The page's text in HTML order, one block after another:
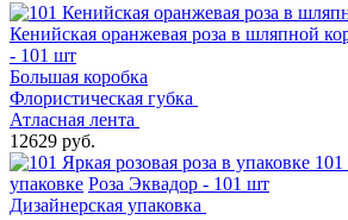
Кенийская оранжевая роза в шляпной
- 101 шт
Большая коробка
Флористическая губка
Атласная лента
12629 руб.
101
упаковке Роза Эквадор - 101 шт
Дизайнерская упаковка